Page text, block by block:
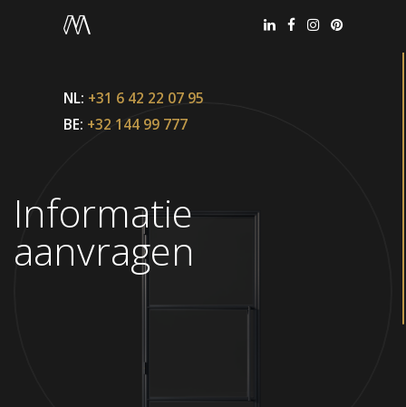
NL: +31 6 42 22 07 95
BE: +32 144 99 777
Informatie
aanvragen